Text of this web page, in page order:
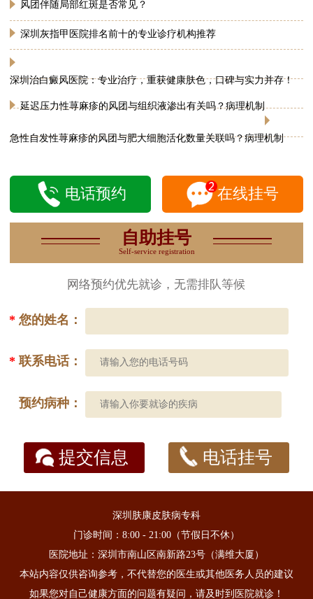
风团伴随局部红斑是否常见？
深圳灰指甲医院排名前十的专业诊疗机构推荐
深圳治白癜风医院：专业治疗，重获健康肤色，口碑与实力并存！
延迟压力性荨麻疹的风团与组织液渗出有关吗？病理机制
急性自发性荨麻疹的风团与肥大细胞活化数量关联吗？病理机制
电话预约 在线挂号
自助挂号
Self-service registration
网络预约优先就诊，无需排队等候
*您的姓名：
*联系电话：
预约病种：
提交信息 电话挂号
深圳肤康皮肤病专科
门诊时间：8:00 - 21:00（节假日不休）
医院地址：深圳市南山区南新路23号（满维大厦）
本站内容仅供咨询参考，不代替您的医生或其他医务人员的建议
如果您对自己健康方面的问题有疑问，请及时到医院就诊！